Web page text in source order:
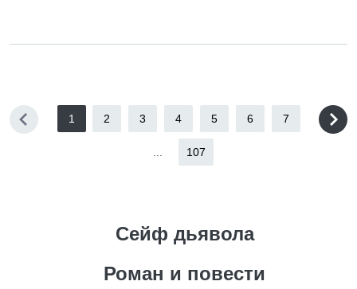
1 2 3 4 5 6 7
107
Сейф дьявола
Роман и повести